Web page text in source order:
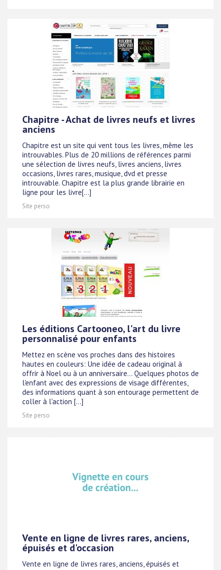
Chapitre - Achat de livres neufs et livres
anciens
Chapitre est un site qui vent tous les livres, même les
introuvables. Plus de 20 millions de références parmi
une sélection de livres neufs, livres anciens, livres
occasions, livres rares, musique, dvd et presse
introuvable. Chapitre est la plus grande librairie en
ligne pour les livre[...]
Site perso
Les éditions Cartooneo, l'art du livre
personnalisé pour enfants
Mettez en scène vos proches dans des histoires
hautes en couleurs: Une idée de cadeau original à
offrir à Noel ou à un anniversaire... Quelques photos de
l'enfant avec des expressions de visage différentes,
des informations quant à son entourage permettent de
coller à l'action [...]
Site perso
Vente en ligne de livres rares, anciens,
épuisés et d'occasion
Vente en ligne de livres rares, anciens, épuisés et